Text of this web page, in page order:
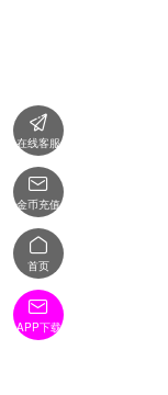

在线客服

金币充值

首页

APP下载